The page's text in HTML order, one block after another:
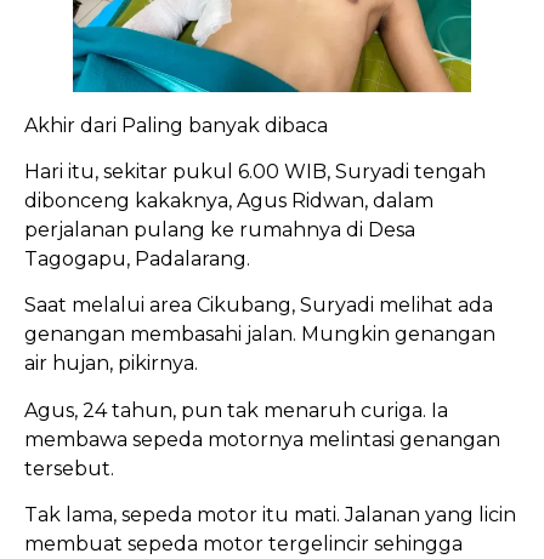
Akhir dari Paling banyak dibaca
Hari itu, sekitar pukul 6.00 WIB, Suryadi tengah
dibonceng kakaknya, Agus Ridwan, dalam
perjalanan pulang ke rumahnya di Desa
Tagogapu, Padalarang.
Saat melalui area Cikubang, Suryadi melihat ada
genangan membasahi jalan. Mungkin genangan
air hujan, pikirnya.
Agus, 24 tahun, pun tak menaruh curiga. Ia
membawa sepeda motornya melintasi genangan
tersebut.
Tak lama, sepeda motor itu mati. Jalanan yang licin
membuat sepeda motor tergelincir sehingga